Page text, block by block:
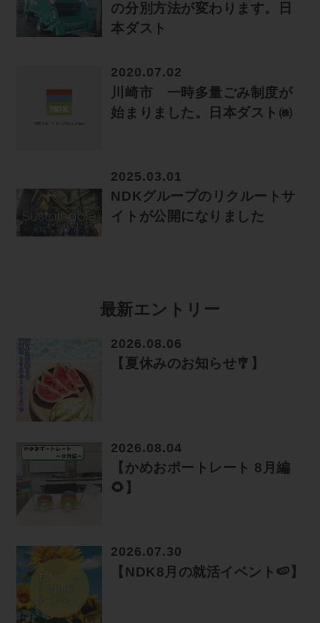
の分別方法が変わります。日
本ダスト
2020.07.02
川崎市 一時多量ごみ制度が
始まりました。日本ダスト㈱
2025.03.01
NDKグループのリクルートサ
イトが公開になりました
最新エントリー
2026.08.06
【夏休みのお知らせ🎐】
2026.08.04
【かめおポートレート 8月編
🌻】
2026.07.30
【NDK8月の就活イベント🍉】